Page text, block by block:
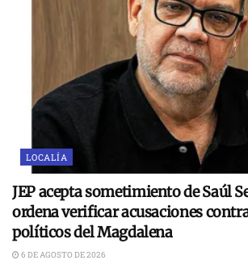
LOCALÍA
JEP acepta sometimiento de Saúl
ordena verificar acusaciones
políticos del Magdalena
6 DE AGOSTO DE 2026